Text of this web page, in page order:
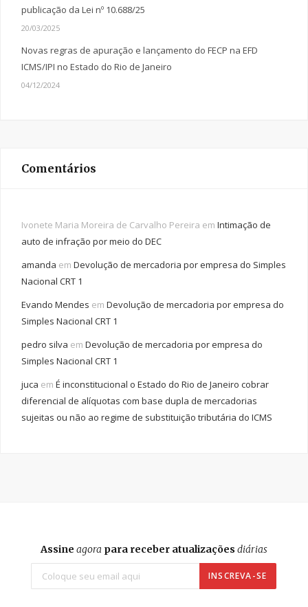
publicação da Lei nº 10.688/25
20/03/2025
Novas regras de apuração e lançamento do FECP na EFD
ICMS/IPI no Estado do Rio de Janeiro
04/12/2024
Comentários
Ivonete Maria Moreira de Carvalho Pereira em Intimação de
auto de infração por meio do DEC
amanda em Devolução de mercadoria por empresa do Simples
Nacional CRT 1
Evando Mendes em Devolução de mercadoria por empresa do
Simples Nacional CRT 1
pedro silva em Devolução de mercadoria por empresa do
Simples Nacional CRT 1
juca em É inconstitucional o Estado do Rio de Janeiro cobrar
diferencial de alíquotas com base dupla de mercadorias
sujeitas ou não ao regime de substituição tributária do ICMS
Assine agora para receber atualizações diárias